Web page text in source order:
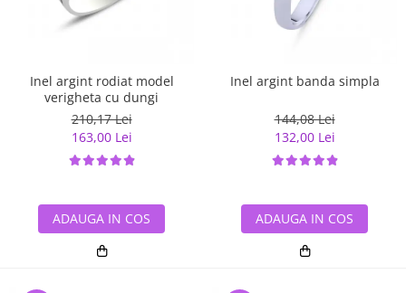
Inel argint rodiat model
verigheta cu dungi
210,17 Lei
163,00 Lei
ADAUGA IN COS
Inel argint banda simpla
144,08 Lei
132,00 Lei
ADAUGA IN COS